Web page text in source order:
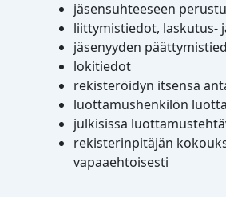
jäsensuhteeseen
liittymistiedot, laskutus-
jäsenyyden
lokitiedot
rekisteröidyn itsensä
luottamushenkilön
julkisissa
rekisterinpitäjän
vapaaehtoisesti